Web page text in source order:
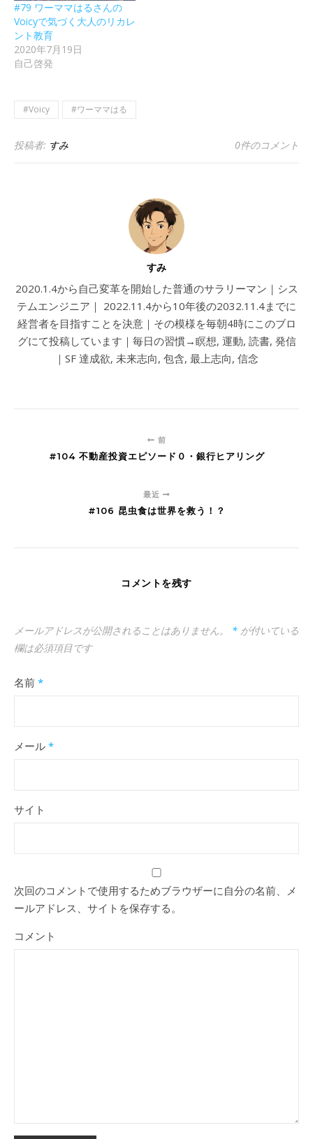
#79 ワーママはるさんの
Voicyで気づく大人のリカレ
ント教育
2020年7月19日
自己啓発
#Voicy #ワーママはる
投稿者: すみ 0件のコメント
すみ
2020.1.4から自己変革を開始した普通のサラリーマン｜シス
テムエンジニア｜ 2022.11.4から10年後の2032.11.4までに
経営者を目指すことを決意｜その模様を毎朝4時にこのブロ
グにて投稿しています｜毎日の習慣→瞑想, 運動, 読書, 発信
｜SF 達成欲, 未来志向, 包含, 最上志向, 信念
前
#104 不動産投資エピソード０・銀行ヒアリング
最近
#106 昆虫食は世界を救う！？
コメントを残す
メールアドレスが公開されることはありません。 * が付いている
欄は必須項目です
名前 *
メール *
サイト
次回のコメントで使用するためブラウザーに自分の名前、メ
ールアドレス、サイトを保存する。
コメント